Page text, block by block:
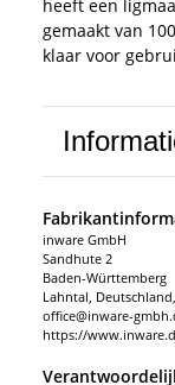
heeft een
gemaakt van
klaar voor
inware GmbH
Sandhute 2
Baden-Württemberg
Lahntal,
office@inware-
https://